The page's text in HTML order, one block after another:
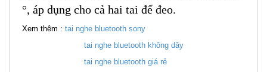
°, áp dụng cho cả hai tai để đeo.
Xem thêm : tai nghe bluetooth sony
tai nghe bluetooth không dây
tai nghe bluetooth giá rẻ